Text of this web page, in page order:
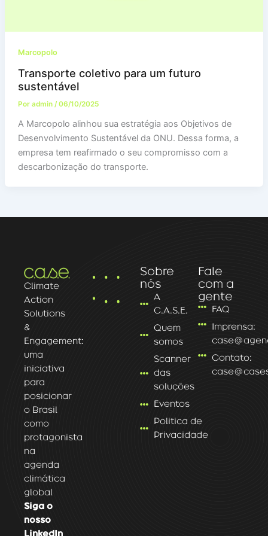
Marcopolo
Transporte coletivo para um futuro
sustentável
Por admin /06/10/2025
A Marcopolo alinhou sua estratégia aos Objetivos de
Desenvolvimento Sustentável da ONU. Dessa forma, a
empresa tem reafirmado o seu compromisso com a
descarbonização do transporte.
Climate
Action
Solutions
&
Engagement:
uma
iniciativa
para
posicionar
o Brasil
como
protagonista
na
agenda
climática
global
Siga o
nosso
LinkedIn
Sobre
nós
A
C.A.S.E.
Quem
somos
Scanner
das
soluções
Eventos
Politica de
Privacidade
Fale
com a
gente
FAQ
Imprensa:
Contato: